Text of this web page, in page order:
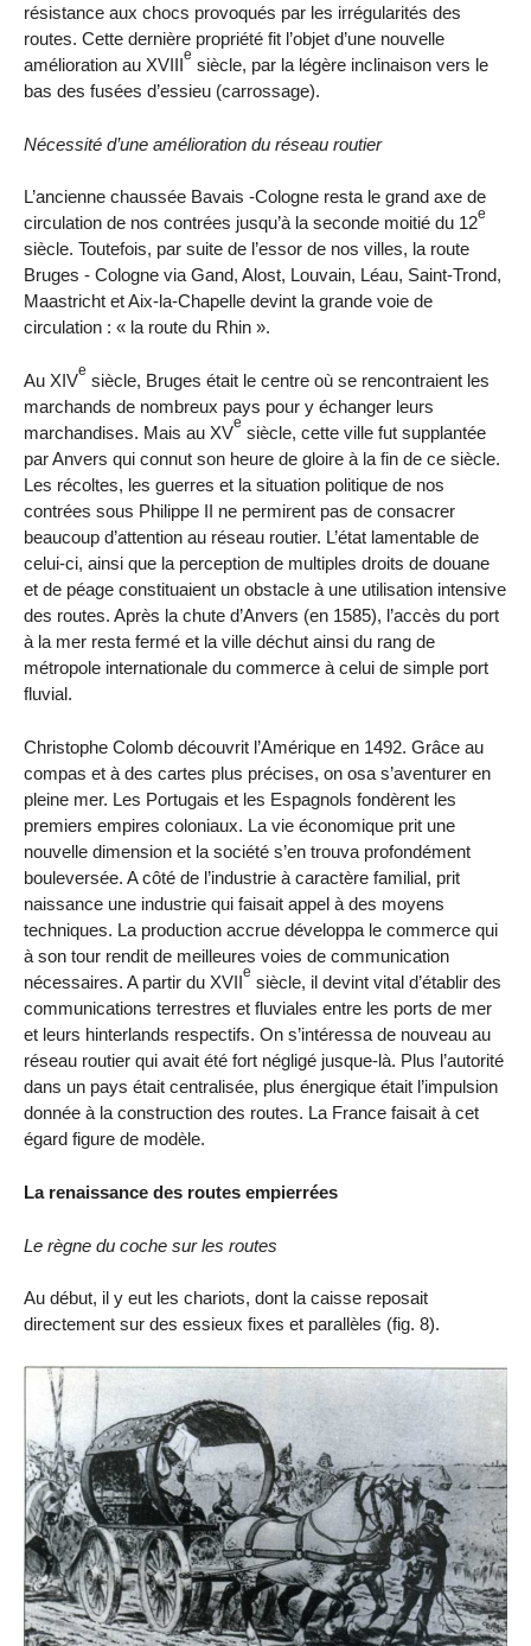
résistance aux chocs provoqués par les irrégularités des
routes. Cette dernière propriété fit l’objet d’une nouvelle
amélioration au XVIIIe siècle, par la légère inclinaison vers le
bas des fusées d’essieu (carrossage).
Nécessité d’une amélioration du réseau routier
L’ancienne chaussée Bavais -Cologne resta le grand axe de
circulation de nos contrées jusqu’à la seconde moitié du 12e
siècle. Toutefois, par suite de l’essor de nos villes, la route
Bruges - Cologne via Gand, Alost, Louvain, Léau, Saint-Trond,
Maastricht et Aix-la-Chapelle devint la grande voie de
circulation : « la route du Rhin ».
Au XIVe siècle, Bruges était le centre où se rencontraient les
marchands de nombreux pays pour y échanger leurs
marchandises. Mais au XVe siècle, cette ville fut supplantée
par Anvers qui connut son heure de gloire à la fin de ce siècle.
Les récoltes, les guerres et la situation politique de nos
contrées sous Philippe II ne permirent pas de consacrer
beaucoup d’attention au réseau routier. L’état lamentable de
celui-ci, ainsi que la perception de multiples droits de douane
et de péage constituaient un obstacle à une utilisation intensive
des routes. Après la chute d’Anvers (en 1585), l’accès du port
à la mer resta fermé et la ville déchut ainsi du rang de
métropole internationale du commerce à celui de simple port
fluvial.
Christophe Colomb découvrit l’Amérique en 1492. Grâce au
compas et à des cartes plus précises, on osa s’aventurer en
pleine mer. Les Portugais et les Espagnols fondèrent les
premiers empires coloniaux. La vie économique prit une
nouvelle dimension et la société s’en trouva profondément
bouleversée. A côté de l’industrie à caractère familial, prit
naissance une industrie qui faisait appel à des moyens
techniques. La production accrue développa le commerce qui
à son tour rendit de meilleures voies de communication
nécessaires. A partir du XVIIe siècle, il devint vital d’établir des
communications terrestres et fluviales entre les ports de mer
et leurs hinterlands respectifs. On s’intéressa de nouveau au
réseau routier qui avait été fort négligé jusque-là. Plus l’autorité
dans un pays était centralisée, plus énergique était l’impulsion
donnée à la construction des routes. La France faisait à cet
égard figure de modèle.
La renaissance des routes empierrées
Le règne du coche sur les routes
Au début, il y eut les chariots, dont la caisse reposait
directement sur des essieux fixes et parallèles (fig. 8).